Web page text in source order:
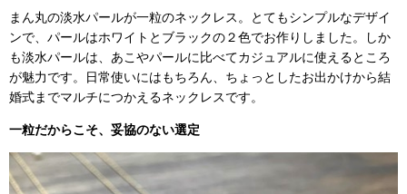
まん丸の淡水パールが一粒のネックレス。とてもシンプルなデザイ
ンで、パールはホワイトとブラックの２色でお作りしました。しか
も淡水パールは、あこやパールに比べてカジュアルに使えるところ
が魅力です。日常使いにはもちろん、ちょっとしたお出かけから結
婚式までマルチにつかえるネックレスです。
一粒だからこそ、妥協のない選定